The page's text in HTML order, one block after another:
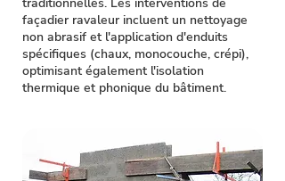
façadier ravaleur incluent un nettoyage
non abrasif et l'application d'enduits
spécifiques (chaux, monocouche, crépi),
optimisant également l'isolation
thermique et phonique du bâtiment.